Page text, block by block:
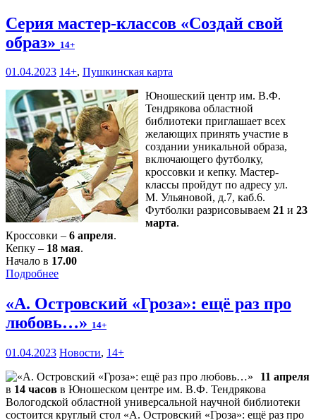
Серия мастер-классов «Создай свой
образ» 14+
01.04.2023 14+, Пушкинская карта
Юношеский центр им. В.Ф.
Тендрякова областной
библиотеки приглашает всех
желающих принять участие в
создании уникальной образа,
включающего футболку,
кроссовки и кепку. Мастер-
классы пройдут по адресу ул.
М. Ульяновой, д.7, каб.6.
Футболки разрисовываем 21 и 23
марта.
Кроссовки – 6 апреля.
Кепку – 18 мая.
Начало в 17.00
Подробнее
«А. Островский «Гроза»: ещё раз про
любовь…» 14+
01.04.2023 Новости, 14+
11 апреля
в 14 часов в Юношеском центре им. В.Ф. Тендрякова
Вологодской областной универсальной научной библиотеки
состоится круглый стол «А. Островский «Гроза»: ещё раз про